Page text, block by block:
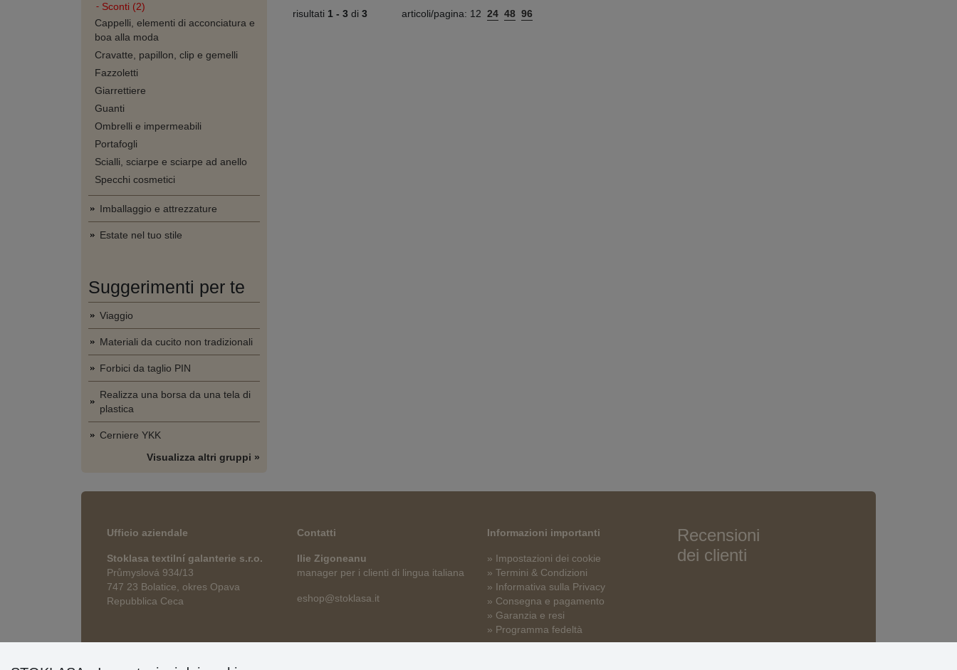
Sconti (2)
Cappelli, elementi di acconciatura e
boa alla moda
Cravatte, papillon, clip e gemelli
Fazzoletti
Giarrettiere
Guanti
Ombrelli e impermeabili
Portafogli
Scialli, sciarpe e sciarpe ad anello
Specchi cosmetici
Imballaggio e attrezzature
Estate nel tuo stile
Suggerimenti per te
Viaggio
Materiali da cucito non tradizionali
Forbici da taglio PIN
Realizza una borsa da una tela di
plastica
Cerniere YKK
Visualizza altri gruppi »
risultati 1 - 3 di 3 articoli/pagina: 12 24 48 96
Ufficio aziendale
Stoklasa textilní galanterie s.r.o.
Průmyslová 934/13
747 23 Bolatice, okres Opava
Repubblica Ceca
Contatti
Ilie Zigoneanu
manager per i clienti di lingua italiana
eshop@stoklasa.it
Informazioni importanti
» Impostazioni dei cookie
» Termini & Condizioni
» Informativa sulla Privacy
» Consegna e pagamento
» Garanzia e resi
» Programma fedeltà
Recensioni
dei clienti